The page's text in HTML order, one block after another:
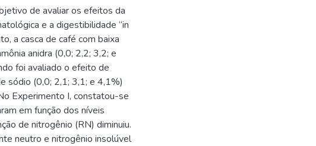
de avaliar os efeitos da
e a digestibilidade “in
a casca de café com baixa
anidra (0,0; 2,2; 3,2; e
foi avaliado o efeito de
sódio (0,0; 2,1; 3,1; e 4,1%)
Experimento I, constatou-se
em função dos níveis
de nitrogênio (RN) diminuiu.
neutro e nitrogênio insolúvel